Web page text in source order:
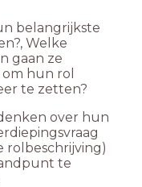
belangrijkste
Welke
gaan ze
hun rol
te zetten?
over hun
rolbeschrijving)
te